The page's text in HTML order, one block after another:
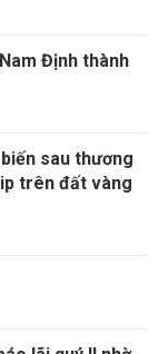
Định thành
sau thương
trên đất vàng